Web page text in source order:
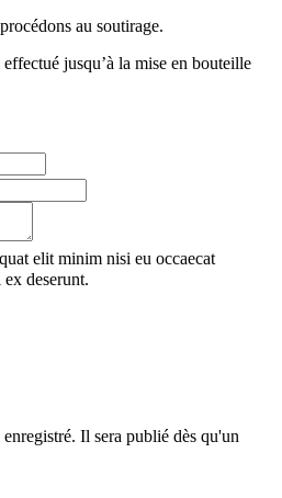
au soutirage.
jusqu’à la mise en bouteille
elit minim nisi eu occaecat
deserunt.
Il sera publié dès qu'un